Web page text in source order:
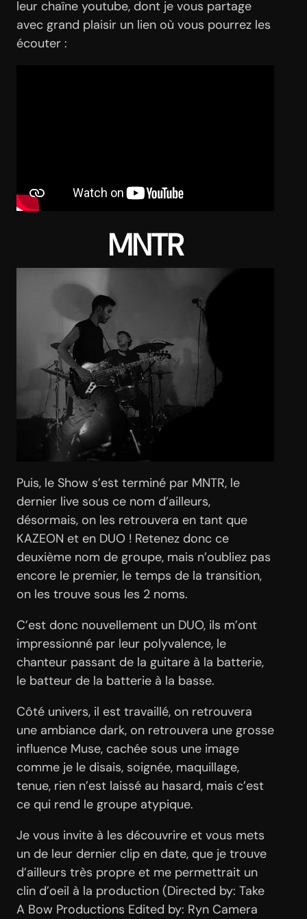
leur chaîne youtube, dont je vous partage
avec grand plaisir un lien où vous pourrez les
écouter :
MNTR
Puis, le Show s’est terminé par MNTR, le
dernier live sous ce nom d’ailleurs,
désormais, on les retrouvera en tant que
KAZEON et en DUO ! Retenez donc ce
deuxième nom de groupe, mais n’oubliez pas
encore le premier, le temps de la transition,
on les trouve sous les 2 noms.
C’est donc nouvellement un DUO, ils m’ont
impressionné par leur polyvalence, le
chanteur passant de la guitare à la batterie,
le batteur de la batterie à la basse.
Côté univers, il est travaillé, on retrouvera
une ambiance dark, on retrouvera une grosse
influence Muse, cachée sous une image
comme je le disais, soignée, maquillage,
tenue, rien n’est laissé au hasard, mais c’est
ce qui rend le groupe atypique.
Je vous invite à les découvrire et vous mets
un de leur dernier clip en date, que je trouve
d’ailleurs très propre et me permettrait un
clin d’oeil à la production (Directed by: Take
A Bow Productions Edited by: Ryn Camera